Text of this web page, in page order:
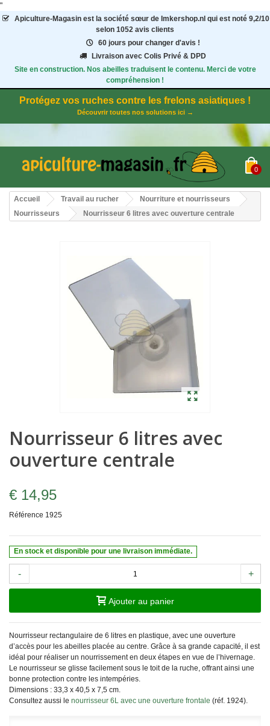
"
Apiculture-Magasinest la société sœur de Imkershop.nl qui est noté 9,2/10
selon 1052 avis clients
60 jours pour changer d'avis !
Livraison avec Colis Privé & DPD
Site en construction. Nos abeilles traduisent le contenu. Merci de votre
compréhension !
Protégez vos ruches contre les frelons asiatiques !
Découvrir toutes nos solutions ici →
0
Accueil Travail au rucher
Nourriture et nourrisseurs
Nourrisseurs
Nourrisseur 6 litres avec ouverture centrale
Nourrisseur 6 litres avec
ouverture centrale
€ 14,95
Référence 1925
En stock et disponible pour une livraison immédiate.
- +
Ajouter au panier
Nourrisseur rectangulaire de 6 litres en plastique, avec une ouverture
d’accès pour les abeilles placée au centre. Grâce à sa grande capacité, il est
idéal pour réaliser un nourrissement en deux étapes en vue de l’hivernage.
Le nourrisseur se glisse facilement sous le toit de la ruche, offrant ainsi une
bonne protection contre les intempéries.
Dimensions : 33,3 x 40,5 x 7,5 cm.
Consultez aussi le nourrisseur 6L avec une ouverture frontale (réf. 1924).